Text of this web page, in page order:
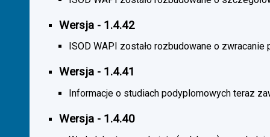
Wersja - 1.4.42
ISOD WAPI zostało rozbudowane o zwracanie
Wersja - 1.4.41
Informacje o studiach podyplomowych teraz
Wersja - 1.4.40